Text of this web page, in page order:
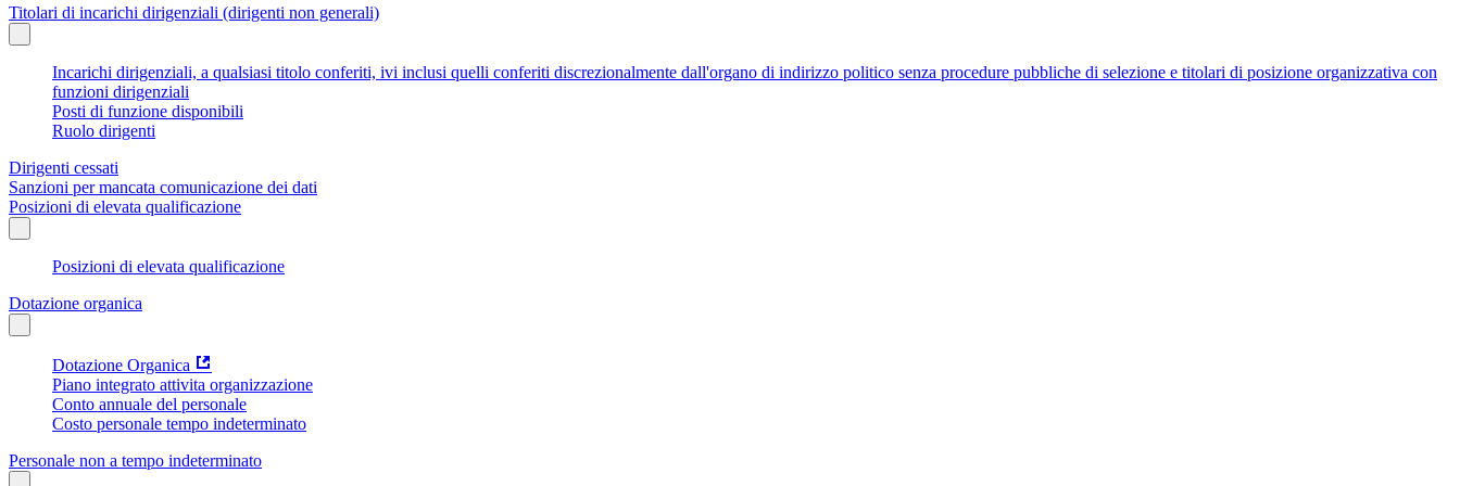
Titolari di incarichi dirigenziali (dirigenti non generali)
Incarichi dirigenziali, a qualsiasi titolo conferiti, ivi inclusi quelli conferiti discrezionalmente dall'organo di indirizzo politico senza procedure pubbliche di selezione e titolari di posizione organizzativa con
funzioni dirigenziali
Posti di funzione disponibili
Ruolo dirigenti
Dirigenti cessati
Sanzioni per mancata comunicazione dei dati
Posizioni di elevata qualificazione
Posizioni di elevata qualificazione
Dotazione organica
Dotazione Organica
Piano integrato attivita organizzazione
Conto annuale del personale
Costo personale tempo indeterminato
Personale non a tempo indeterminato